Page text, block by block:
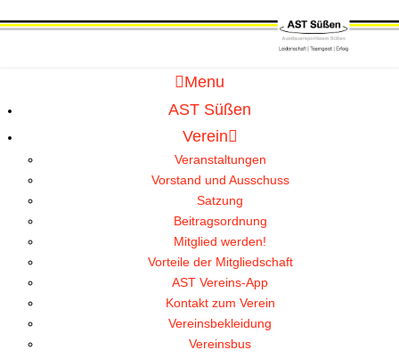
Menu
AST Süßen
Verein
Veranstaltungen
Vorstand und Ausschuss
Satzung
Beitragsordnung
Mitglied werden!
Vorteile der Mitgliedschaft
AST Vereins-App
Kontakt zum Verein
Vereinsbekleidung
Vereinsbus